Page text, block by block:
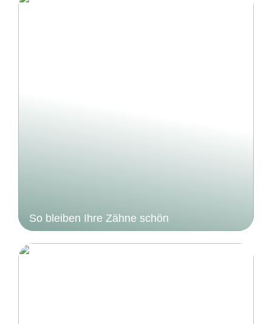
So bleiben Ihre Zähne schön